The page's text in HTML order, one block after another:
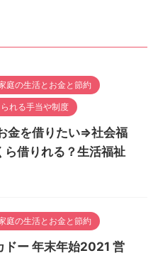
庭の生活とお金と節約
れる手当や制度
金を借りたい⇒社会福
ら借りれる？生活福祉
庭の生活とお金と節約
ドー 年末年始2021 営